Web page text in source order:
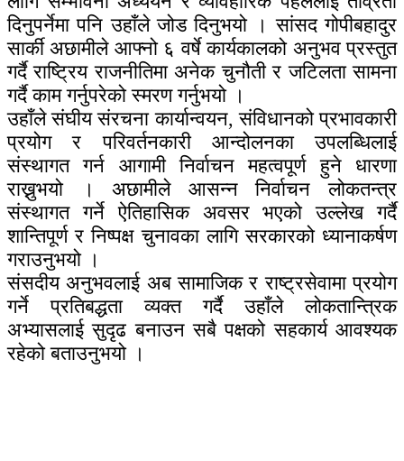
दिनुपर्नेमा पनि उहाँले जोड दिनुभयो । सांसद गोपीबहादुर
सार्की अछामीले आफ्नो ६ वर्षे कार्यकालको अनुभव प्रस्तुत
गर्दै राष्ट्रिय राजनीतिमा अनेक चुनौती र जटिलता सामना
गर्दै काम गर्नुपरेको स्मरण गर्नुभयो ।
उहाँले संघीय संरचना कार्यान्वयन, संविधानको प्रभावकारी
प्रयोग र परिवर्तनकारी आन्दोलनका उपलब्धिलाई
संस्थागत गर्न आगामी निर्वाचन महत्वपूर्ण हुने धारणा
राख्नुभयो । अछामीले आसन्न निर्वाचन लोकतन्त्र
संस्थागत गर्ने ऐतिहासिक अवसर भएको उल्लेख गर्दै
शान्तिपूर्ण र निष्पक्ष चुनावका लागि सरकारको ध्यानाकर्षण
गराउनुभयो ।
संसदीय अनुभवलाई अब सामाजिक र राष्ट्रसेवामा प्रयोग
गर्ने प्रतिबद्धता व्यक्त गर्दै उहाँले लोकतान्त्रिक
अभ्यासलाई सुदृढ बनाउन सबै पक्षको सहकार्य आवश्यक
रहेको बताउनुभयो ।